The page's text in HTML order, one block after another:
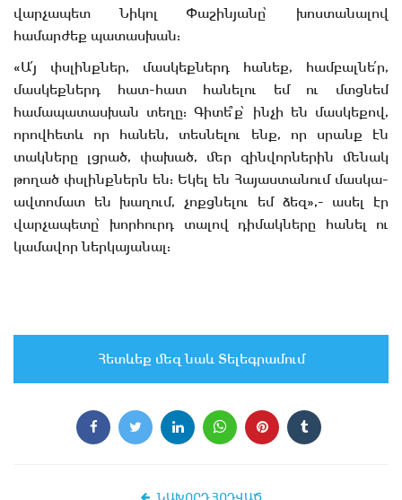
վարչապետ Նիկոլ Փաշինյանը՝ խոստանալով
համարժեք պատասխան:
«Ա՛յ փսլինքներ, մասկեքներդ հանեք, համբալնե՛ր,
մասկեքներդ հատ-հատ հանելու եմ ու մտցնեմ
համապատասխան տեղը: Գիտե՞ք՝ ինչի են մասկեքով,
որովհետև որ հանեն, տեսնելու ենք, որ սրանք էն
տակները լցրած, փախած, մեր զինվորներին մենակ
թողած փսլինքներն են: Եկել են Հայաստանում մասկա-
ավտոմատ են խաղում, չոքցնելու եմ ձեզ»,- ասել էր
վարչապետը՝ խորհուրդ տալով դիմակները հանել ու
կամավոր ներկայանալ:
Հետևեք մեզ նաև Տելեգրամում
ՆԱԽՈՐԴ ՀՈԴՎԱԾ